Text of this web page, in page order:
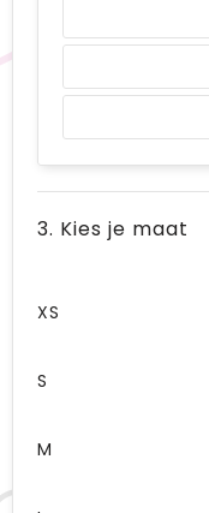
3. Kies je maat
XS
S
M